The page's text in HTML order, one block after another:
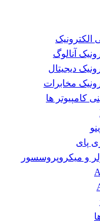
الکترونیک
آنالوگ
دیجیتال
مخابرات
کامپیوتر ها
پای
و میکروپروسسور